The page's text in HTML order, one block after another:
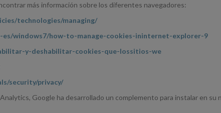
más información sobre los diferentes navegadores:
technologies/managing/
windows7/how-to-manage-cookies-ininternet-explorer-9
y-deshabilitar-cookies-que-lossitios-we
security/privacy/
Google ha desarrollado un complemento para instalar en